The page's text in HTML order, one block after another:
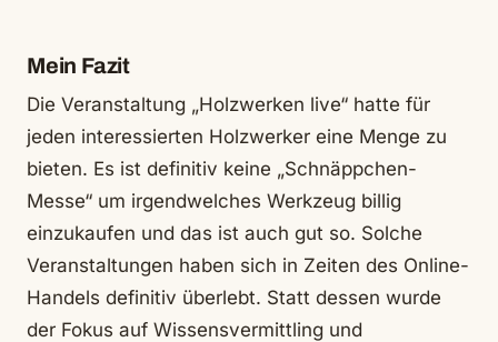
Mein Fazit
Die Veranstaltung „Holzwerken live“ hatte für
jeden interessierten Holzwerker eine Menge zu
bieten. Es ist definitiv keine „Schnäppchen-
Messe“ um irgendwelches Werkzeug billig
einzukaufen und das ist auch gut so. Solche
Veranstaltungen haben sich in Zeiten des Online-
Handels definitiv überlebt. Statt dessen wurde
der Fokus auf Wissensvermittling und